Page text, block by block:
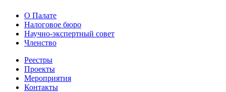
О Палате
Налоговое бюро
Научно-экспертный совет
Членство
Реестры
Проекты
Мероприятия
Контакты